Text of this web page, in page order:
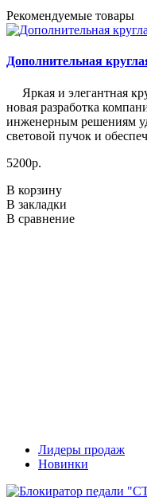
Рекомендуемые товары
Дополнительная
Яркая и элегантная
новая разработка
инженерным решениям
световой пучок и
5200р.
В корзину
В закладки
В сравнение
Лидеры продаж
Новинки